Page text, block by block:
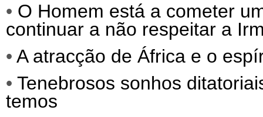
• O Homem está a cometer
continuar a não respeitar a
• A atracção de África e o
• Tenebrosos sonhos
temos